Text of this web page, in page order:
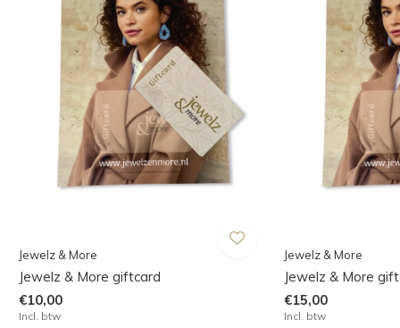
Jewelz & More
Jewelz & More giftcard
€10,00
Incl. btw
Jewelz & More
Jewelz & More
€15,00
Incl. btw